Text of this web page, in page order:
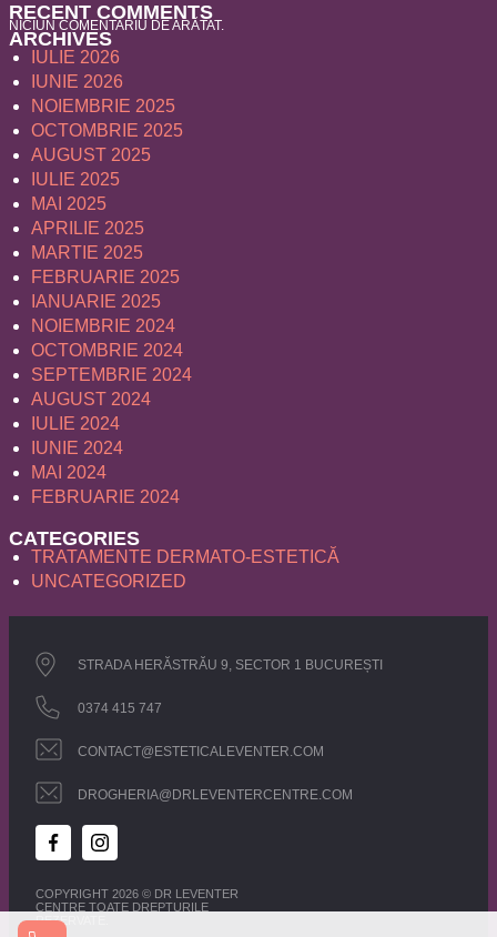
RECENT COMMENTS
NICIUN COMENTARIU DE ARĂTAT.
ARCHIVES
IULIE 2026
IUNIE 2026
NOIEMBRIE 2025
OCTOMBRIE 2025
AUGUST 2025
IULIE 2025
MAI 2025
APRILIE 2025
MARTIE 2025
FEBRUARIE 2025
IANUARIE 2025
NOIEMBRIE 2024
OCTOMBRIE 2024
SEPTEMBRIE 2024
AUGUST 2024
IULIE 2024
IUNIE 2024
MAI 2024
FEBRUARIE 2024
CATEGORIES
TRATAMENTE DERMATO-ESTETICĂ
UNCATEGORIZED
STRADA HERĂSTRĂU 9, SECTOR 1 BUCUREȘTI
0374 415 747
CONTACT@ESTETICALEVENTER.COM
DROGHERIA@DRLEVENTERCENTRE.COM
COPYRIGHT 2026 © DR LEVENTER
CENTRE TOATE DREPTURILE
REZERVATE.